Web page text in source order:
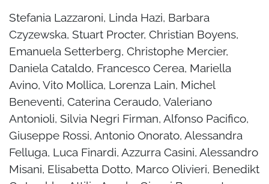
Stefania Lazzaroni, Linda Hazi, Barbara
Czyzewska, Stuart Procter, Christian Boyens,
Emanuela Setterberg, Christophe Mercier,
Daniela Cataldo, Francesco Cerea, Mariella
Avino, Vito Mollica, Lorenza Lain, Michel
Beneventi, Caterina Ceraudo, Valeriano
Antonioli, Silvia Negri Firman, Alfonso Pacifico,
Giuseppe Rossi, Antonio Onorato, Alessandra
Felluga, Luca Finardi, Azzurra Casini, Alessandro
Misani, Elisabetta Dotto, Marco Olivieri, Benedikt